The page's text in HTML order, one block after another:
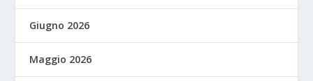
Giugno 2026
Maggio 2026